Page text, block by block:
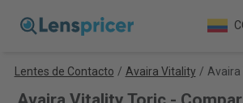
Lentes de Contacto / Avaira Vitality / Avaira